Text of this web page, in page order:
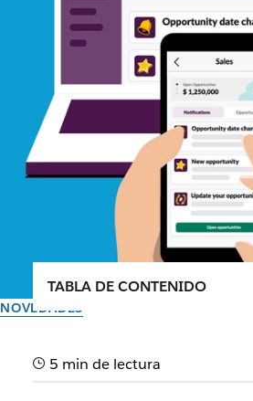
NOVEDADES
Transforma el
TABLA DE CONTENIDO
5 min de lectura